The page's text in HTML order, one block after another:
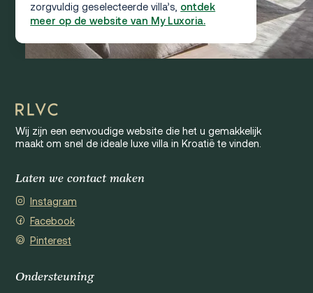
zorgvuldig geselecteerde villa’s, ontdek
meer op de website van My Luxoria.
Wij zijn een eenvoudige website die het u gemakkelijk
maakt om snel de ideale luxe villa in Kroatië te vinden.
Laten we contact maken
Instagram
Facebook
Pinterest
Ondersteuning